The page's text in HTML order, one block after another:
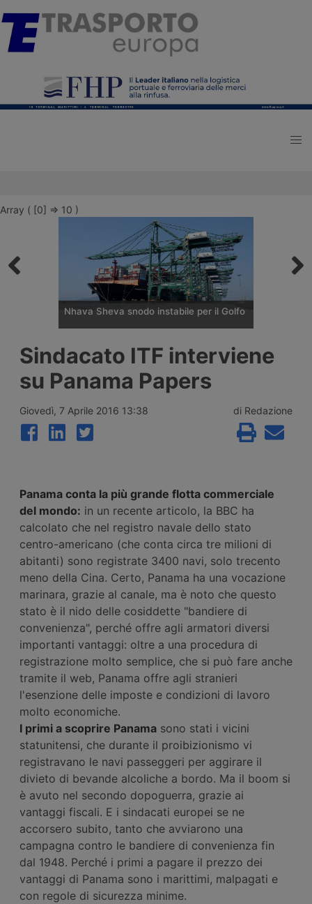
Array ( [0] => 10 )
Nhava Sheva snodo instabile per il Golfo
il principale hub di trasbordo verso il Golfo
dopo la crisi del Mar Rosso, ma nel 2026 lo
scontro tra Israele e Iran e la chiusura dello
stretto di Hormuz hanno reso instabile
Sindacato ITF interviene
su Panama Papers
Giovedì, 7 Aprile 2016 13:38 di Redazione
Panama conta la più grande flotta commerciale
del mondo: in un recente articolo, la BBC ha
calcolato che nel registro navale dello stato
centro-americano (che conta circa tre milioni di
abitanti) sono registrate 3400 navi, solo trecento
meno della Cina. Certo, Panama ha una vocazione
marinara, grazie al canale, ma è noto che questo
stato è il nido delle cosiddette "bandiere di
convenienza", perché offre agli armatori diversi
importanti vantaggi: oltre a una procedura di
registrazione molto semplice, che si può fare anche
tramite il web, Panama offre agli stranieri
l'esenzione delle imposte e condizioni di lavoro
molto economiche.
I primi a scoprire Panama sono stati i vicini
statunitensi, che durante il proibizionismo vi
registravano le navi passeggeri per aggirare il
divieto di bevande alcoliche a bordo. Ma il boom si
è avuto nel secondo dopoguerra, grazie ai
vantaggi fiscali. E i sindacati europei se ne
accorsero subito, tanto che avviarono una
campagna contro le bandiere di convenienza fin
dal 1948. Perché i primi a pagare il prezzo dei
vantaggi di Panama sono i marittimi, malpagati e
con regole di sicurezza minime.